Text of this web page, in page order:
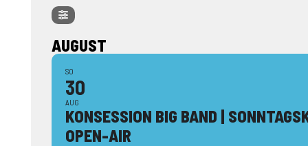
AUGUST
SO
30
AUG
KONSESSION BIG BAND |
OPEN-AIR